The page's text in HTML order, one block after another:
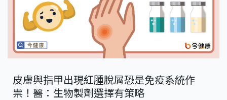
皮膚與指甲出現紅腫脫屑恐是免疫系統作
祟！醫：生物製劑選擇有策略